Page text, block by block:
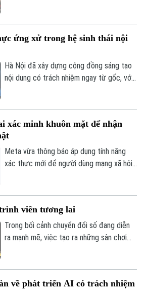
người học làm trung tâm.
ứng xử trong hệ sinh thái nội
Hà Nội đã xây dựng cộng đồng sáng tạo
nội dung có trách nhiệm ngay từ gốc, với
xác minh khuôn mặt để nhận
Meta vừa thông báo áp dụng tính năng
xác thực mới để người dùng mạng xã hội
viên tương lai
Trong bối cảnh chuyển đổi số đang diễn
ra mạnh mẽ, việc tạo ra những sân chơi
Master – Đấu trường Lập trình 2026" đã
về phát triển AI có trách nhiệm